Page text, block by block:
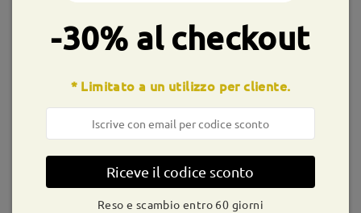
-30% al checkout
* Limitato a un utilizzo per cliente.
Riceve il codice sconto
Reso e scambio entro 60 giorni